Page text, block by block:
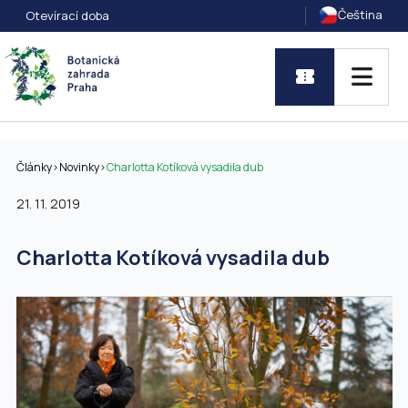
Otevírací doba Čeština
Články>Novinky>Charlotta Kotíková vysadila dub
21. 11. 2019
Charlotta Kotíková vysadila dub